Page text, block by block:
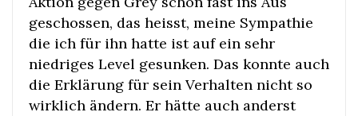
geschossen, das heisst, meine Sympathie
die ich für ihn hatte ist auf ein sehr
niedriges Level gesunken. Das konnte auch
die Erklärung für sein Verhalten nicht so
wirklich ändern. Er hätte auch anderst